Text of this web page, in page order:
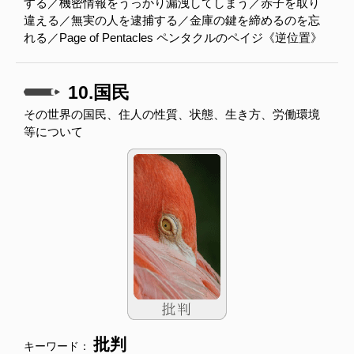
する／機密情報をうっかり漏洩してしまう／赤子を取り
違える／無実の人を逮捕する／金庫の鍵を締めるのを忘
れる／Page of Pentacles ペンタクルのペイジ《逆位置》
10.国民
その世界の国民、住人の性質、状態、生き方、労働環境
等について
キーワード： 批判